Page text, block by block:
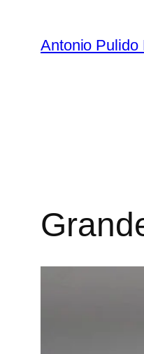
Antonio Pulido